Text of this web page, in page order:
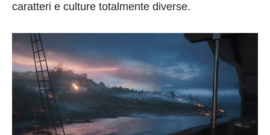
caratteri e culture totalmente diverse.